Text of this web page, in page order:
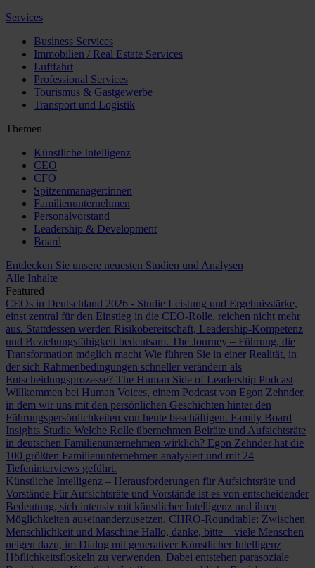
Services
Business Services
Immobilien / Real Estate Services
Luftfahrt
Professional Services
Tourismus & Gastgewerbe
Transport und Logistik
Themen
Künstliche Intelligenz
CEO
CFO
Spitzenmanager:innen
Familienunternehmen
Personalvorstand
Leadership & Development
Board
Entdecken Sie unsere neuesten Studien und Analysen
Alle Inhalte
Featured
CEOs in Deutschland 2026 - Studie Leistung und Ergebnisstärke,
einst zentral für den Einstieg in die CEO-Rolle, reichen nicht mehr
aus. Stattdessen werden Risikobereitschaft, Leadership-Kompetenz
und Beziehungsfähigkeit bedeutsam. The Journey – Führung, die
Transformation möglich macht Wie führen Sie in einer Realität, in
der sich Rahmenbedingungen schneller verändern als
Entscheidungsprozesse? The Human Side of Leadership Podcast
Willkommen bei Human Voices, einem Podcast von Egon Zehnder,
in dem wir uns mit den persönlichen Geschichten hinter den
Führungspersönlichkeiten von heute beschäftigen. Family Board
Insights Studie Welche Rolle übernehmen Beiräte und Aufsichtsräte
in deutschen Familienunternehmen wirklich? Egon Zehnder hat die
100 größten Familienunternehmen analysiert und mit 24
Tiefeninterviews geführt.
Künstliche Intelligenz – Herausforderungen für Aufsichtsräte und
Vorstände Für Aufsichtsräte und Vorstände ist es von entscheidender
Bedeutung, sich intensiv mit künstlicher Intelligenz und ihren
Möglichkeiten auseinanderzusetzen. CHRO-Roundtable: Zwischen
Menschlichkeit und Maschine Hallo, danke, bitte – viele Menschen
neigen dazu, im Dialog mit generativer Künstlicher Intelligenz
Höflichkeitsfloskeln zu verwenden. Dabei entstehen parasoziale